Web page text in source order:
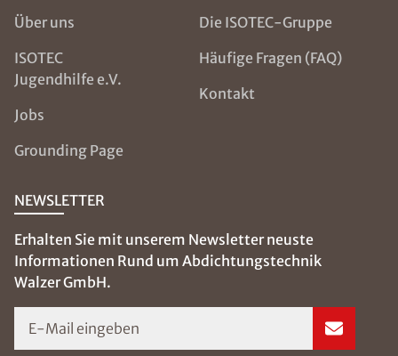
Über uns
ISOTEC
Jugendhilfe e.V.
Jobs
Grounding Page
Die ISOTEC-Gruppe
Häufige Fragen (FAQ)
Kontakt
NEWSLETTER
Erhalten Sie mit unserem Newsletter neuste
Informationen Rund um Abdichtungstechnik
Walzer GmbH.
E-Mail eingeben